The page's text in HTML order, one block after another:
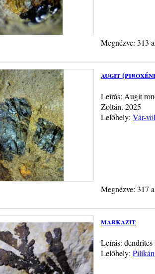
Megnézve: 313
augit
Leírás: Augit
Zoltán. 2025
Lelőhely: Vár-
Megnézve: 317
markazit
Leírás:
Lelőhely: